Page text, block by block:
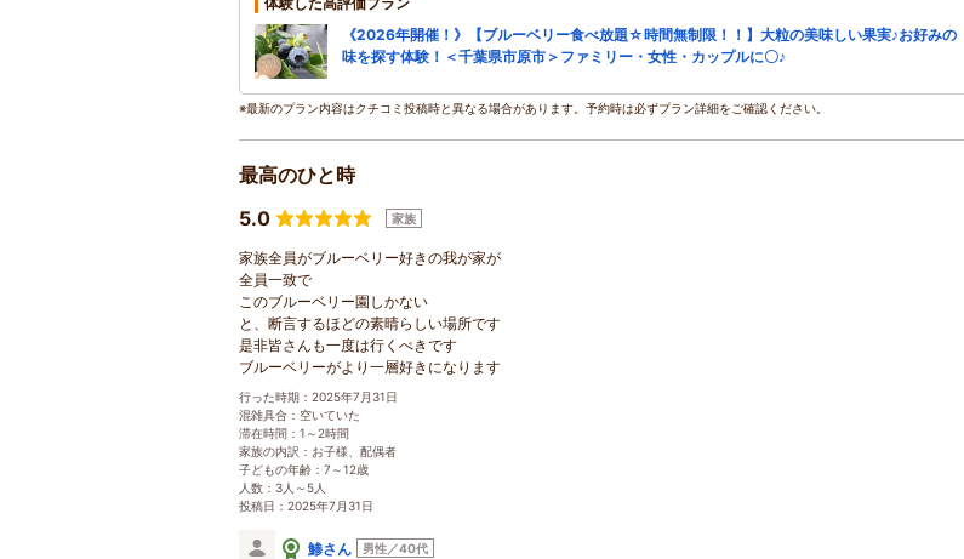
《2026年開催！》【ブルーベリー食べ放題☆時間無制限！！】大粒の美味しい果実♪お好みの
味を探す体験！＜千葉県市原市＞ファミリー・女性・カップルに〇♪
※最新のプラン内容はクチコミ投稿時と異なる場合があります。予約時は必ずプラン詳細をご確認ください。
最高のひと時
5.0
家族
家族全員がブルーベリー好きの我が家が
全員一致で
このブルーベリー園しかない
と、断言するほどの素晴らしい場所です
是非皆さんも一度は行くべきです
ブルーベリーがより一層好きになります
行った時期：2025年7月31日
混雑具合：空いていた
滞在時間：1～2時間
家族の内訳：お子様、配偶者
子どもの年齢：7～12歳
人数：3人～5人
投稿日：2025年7月31日
鯵さん 男性／40代